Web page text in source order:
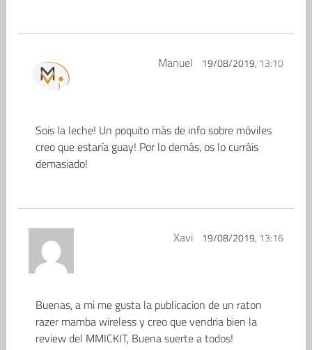
Manuel 19/08/2019, 13:10
Sois la leche! Un poquito más de info sobre móviles
creo que estaría guay! Por lo demás, os lo curráis
demasiado!
Xavi 19/08/2019, 13:16
Buenas, a mi me gusta la publicacion de un raton
razer mamba wireless y creo que vendria bien la
review del MMICKIT, Buena suerte a todos!